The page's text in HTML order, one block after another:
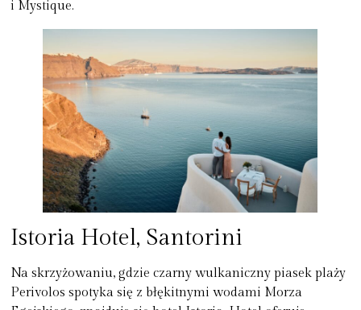
i Mystique.
Istoria Hotel, Santorini
Na skrzyżowaniu, gdzie czarny wulkaniczny piasek plaży
Perivolos spotyka się z błękitnymi wodami Morza